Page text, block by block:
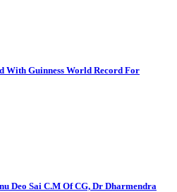
With Guinness World Record For
Deo Sai C.M Of CG, Dr Dharmendra